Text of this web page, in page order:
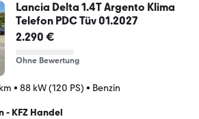
Lancia Delta 1.4T Argento Klima
Telefon PDC Tüv 01.2027
2.290 €
Ohne Bewertung
• 88 kW (120 PS) • Benzin
- KFZ Handel